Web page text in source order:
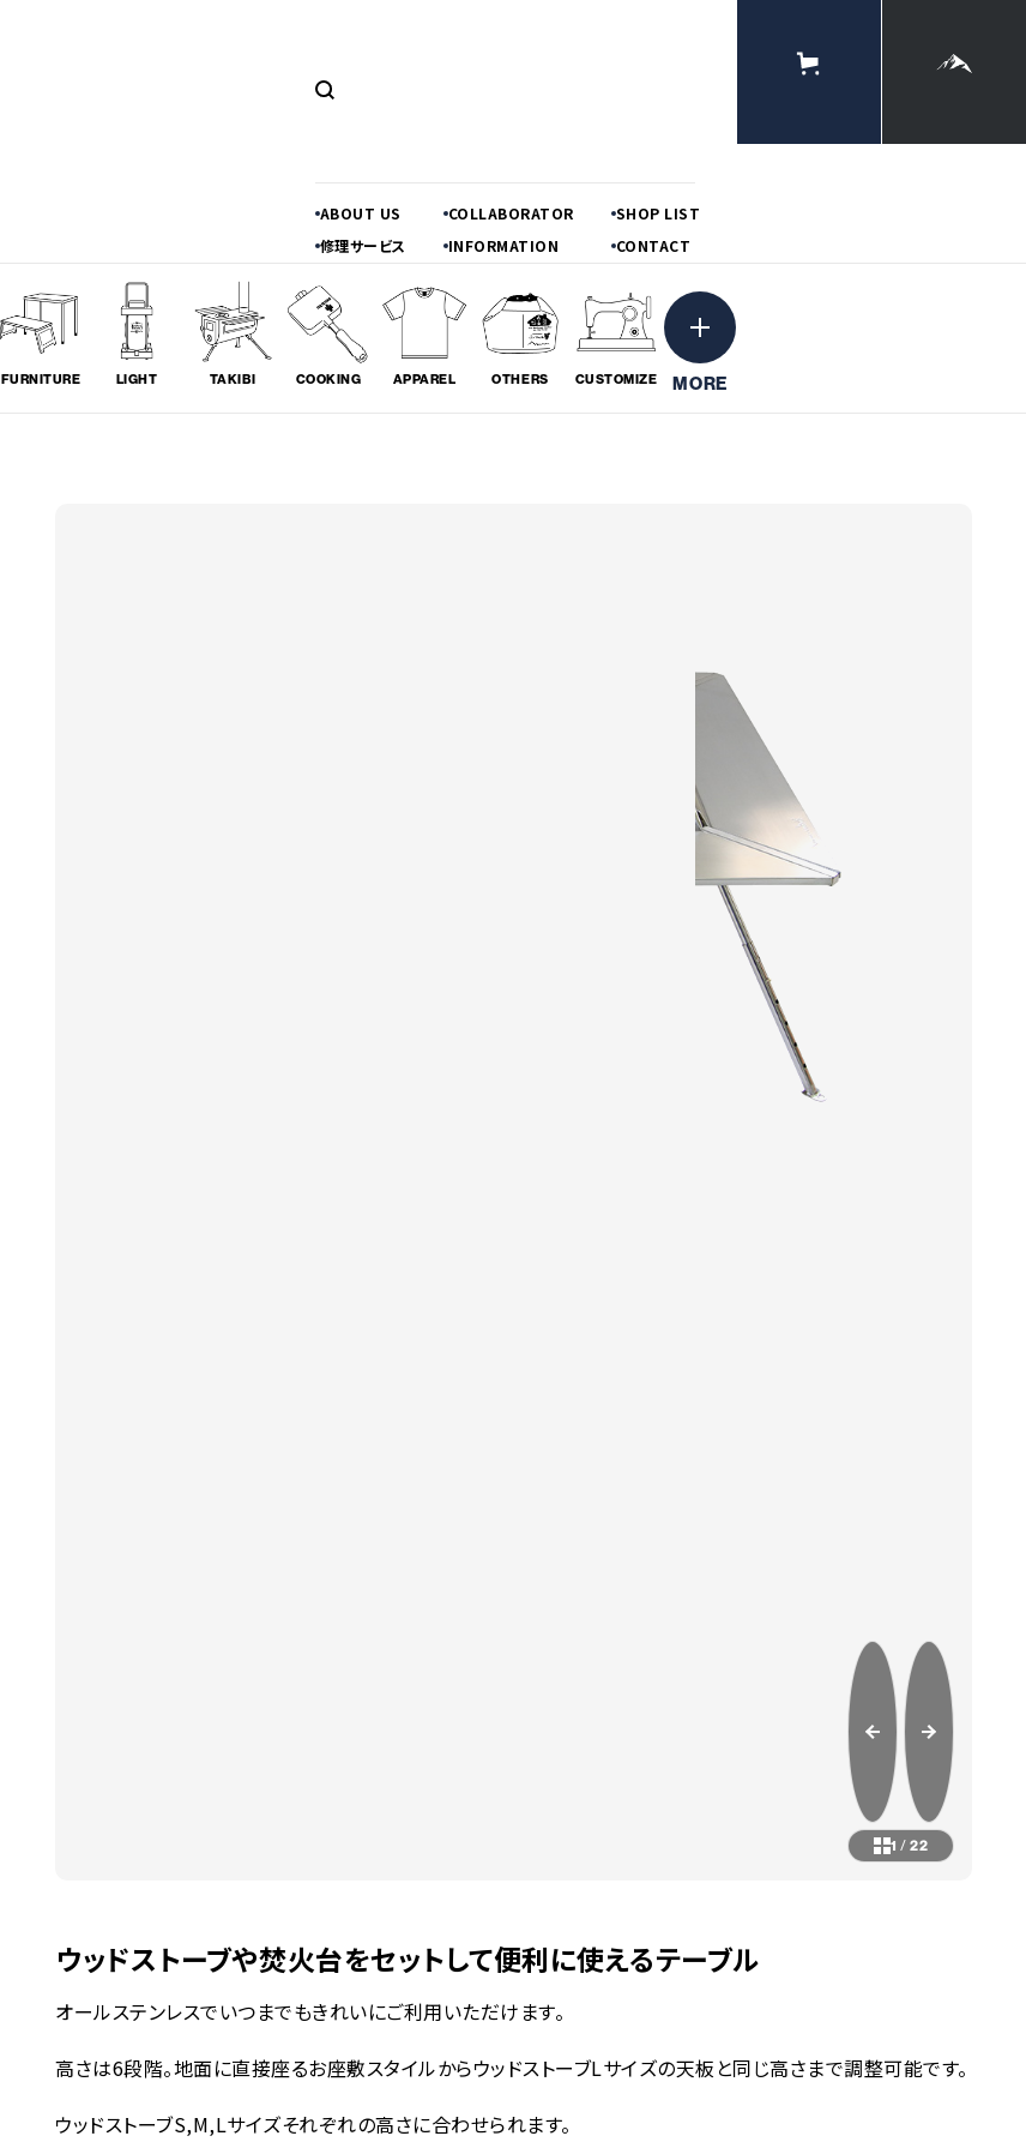
ABOUT US COLLABORATOR
SHOP LIST
修理サービス
INFORMATION CONTACT
FURNITURE LIGHT TAKIBI COOKING APPAREL OTHERS CUSTOMIZE MORE
1 /22
ウッドストーブや焚火台をセットして便利に使えるテーブル
オールステンレスでいつまでもきれいにご利用いただけます。
高さは6段階。地面に直接座るお座敷スタイルからウッドストーブLサイズの天板と同じ高さまで調整可能です。
ウッドストーブS,M,Lサイズそれぞれの高さに合わせられます。